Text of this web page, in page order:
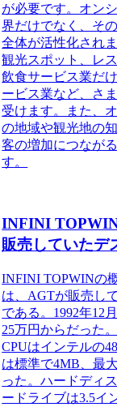
が必要です。オン
界だけでなく、そ
全体が活性化され
観光スポット、レ
飲食サービス業だ
ービス業など、さ
受けます。また、
の地域や観光地の
客の増加につなが
す。
INFINI
販売していたデ
INFINI TOPWINの
は、AGTが販売し
である。1992年12
25万円からだった
CPUはインテルの
は標準で4MB、最
った。ハードディ
ードライブは3.5イ